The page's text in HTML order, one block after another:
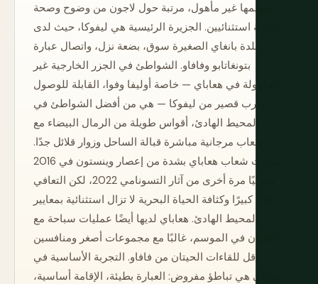
معظمها غير مأهول، مرتبة حول لاجون من وضوح وصحة
بحرية استثنائيين. الجزيرة الرئيسية هي ليفوكا، حيث لدى
بلدة بانغاي الصغيرة سوق، بضعة نزل، واتصال عبارة
بتونغاتابو وفافاو. الشواطئ في الجزر الخارجية غير
المأهولة في هعاباي — خاصة أوليفا وفوا، القابلة للوصول
بقارب قصير من ليفوكا — هي من أفضل الشواطئ في
المحيط الهادئ، أقواس طويلة من الرمال البيضاء مع
شعاب مرجانية مباشرة قبالة الساحل وزوار قلائل جدًا.
تضررت شعاب هعاباي بشدة من إعصار وينستون في 2016
وجزئيًا مرة أخرى من آثار التسونامي 2022، لكن التعافي
كان كبيرًا وكثافة الحياة البحرية لا تزال استثنائية بمعايير
المحيط الهادئ. هعاباي لديها أيضًا عمليات سباحة مع
الحيتان في الموسم، غالبًا مع مجموعات أصغر ومنافسين
أقل للقاءات الحيتان من فافاو. التجربة الأساسية في
هعاباي هي تباطؤ مفروض: العبارة بطيئة، الإقامة أساسية،